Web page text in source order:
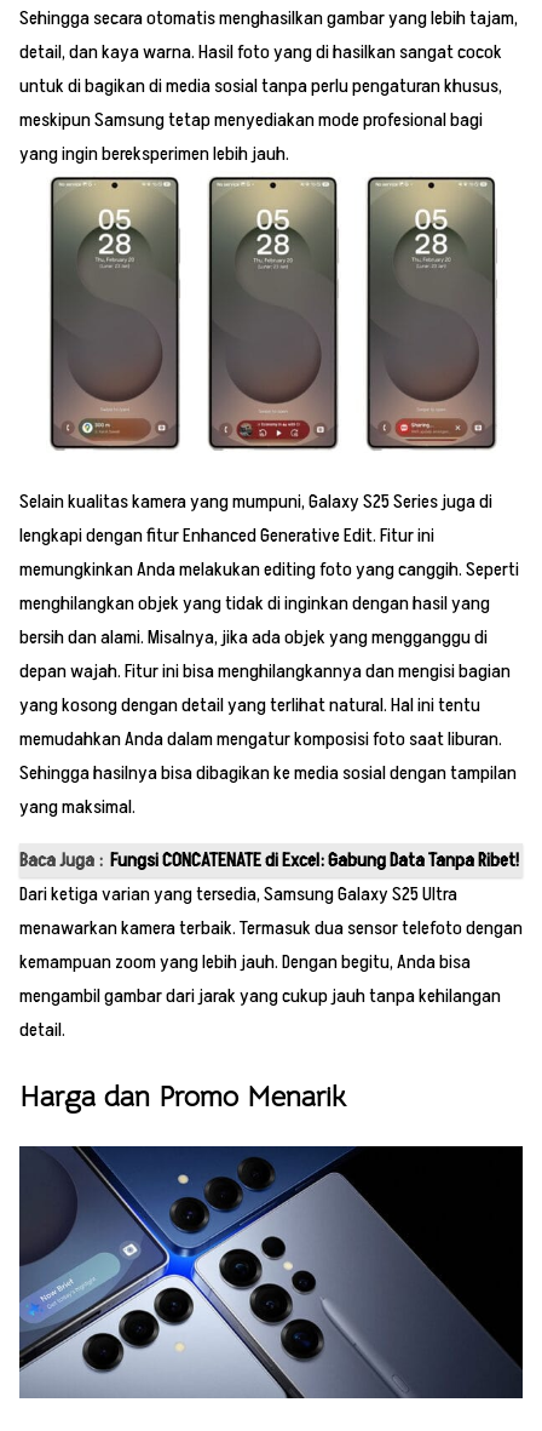
Sehingga secara otomatis menghasilkan gambar yang lebih tajam,
detail, dan kaya warna. Hasil foto yang di hasilkan sangat cocok
untuk di bagikan di media sosial tanpa perlu pengaturan khusus,
meskipun Samsung tetap menyediakan mode profesional bagi
yang ingin bereksperimen lebih jauh.
Selain kualitas kamera yang mumpuni, Galaxy S25 Series juga di
lengkapi dengan fitur Enhanced Generative Edit. Fitur ini
memungkinkan Anda melakukan editing foto yang canggih. Seperti
menghilangkan objek yang tidak di inginkan dengan hasil yang
bersih dan alami. Misalnya, jika ada objek yang mengganggu di
depan wajah. Fitur ini bisa menghilangkannya dan mengisi bagian
yang kosong dengan detail yang terlihat natural. Hal ini tentu
memudahkan Anda dalam mengatur komposisi foto saat liburan.
Sehingga hasilnya bisa dibagikan ke media sosial dengan tampilan
yang maksimal.
Baca Juga : Fungsi CONCATENATE di Excel: Gabung Data Tanpa Ribet!
Dari ketiga varian yang tersedia, Samsung Galaxy S25 Ultra
menawarkan kamera terbaik. Termasuk dua sensor telefoto dengan
kemampuan zoom yang lebih jauh. Dengan begitu, Anda bisa
mengambil gambar dari jarak yang cukup jauh tanpa kehilangan
detail.
Harga dan Promo Menarik